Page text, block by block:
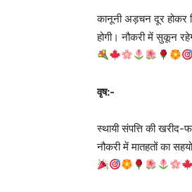
कानूनी अड़चन दूर होकर
होगी। नौकरी में सुकून
वृष:-
स्थायी संपत्ति की खरीद-
नौकरी में मातहतों का